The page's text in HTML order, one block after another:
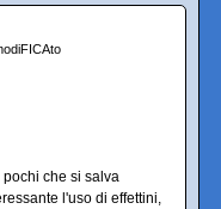
pochi che si salva
l'uso di effettini,